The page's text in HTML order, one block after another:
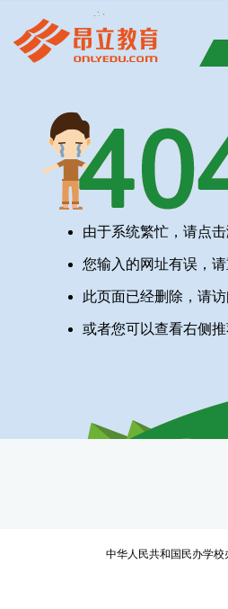
由于系统繁忙，请点
您输入的网址有误，
此页面已经删除，请
或者您可以查看右侧推
中华人民共和国民办学校